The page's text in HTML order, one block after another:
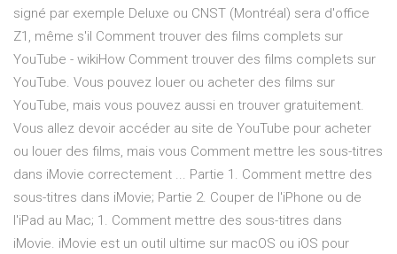
signé par exemple Deluxe ou CNST (Montréal) sera d'office
Z1, même s'il Comment trouver des films complets sur
YouTube - wikiHow Comment trouver des films complets sur
YouTube. Vous pouvez louer ou acheter des films sur
YouTube, mais vous pouvez aussi en trouver gratuitement.
Vous allez devoir accéder au site de YouTube pour acheter
ou louer des films, mais vous Comment mettre les sous-titres
dans iMovie correctement ... Partie 1. Comment mettre des
sous-titres dans iMovie; Partie 2. Couper de l'iPhone ou de
l'iPad au Mac; 1. Comment mettre des sous-titres dans
iMovie. iMovie est un outil ultime sur macOS ou iOS pour